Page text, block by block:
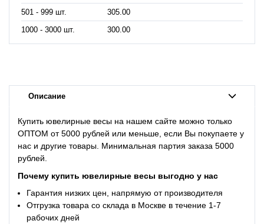
501 - 999 шт.
305.00
1000 - 3000 шт.
300.00
Описание
Купить ювелирные весы на нашем сайте можно только
ОПТОМ от 5000 рублей или меньше, если Вы покупаете у
нас и другие товары. Минимальная партия заказа 5000
рублей.
Почему купить ювелирные весы выгодно у нас
Гарантия низких цен, напрямую от производителя
Отгрузка товара со склада в Москве в течение 1-7
рабочих дней